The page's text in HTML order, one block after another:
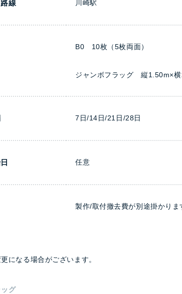
線 川崎駅
B0 10枚（5枚両面）
ジャンボフラッグ 縦1.50m×
7日/14日/21日/28日
任意
製作/取付撤去費が別途掛かり
になる場合がございます。
グ